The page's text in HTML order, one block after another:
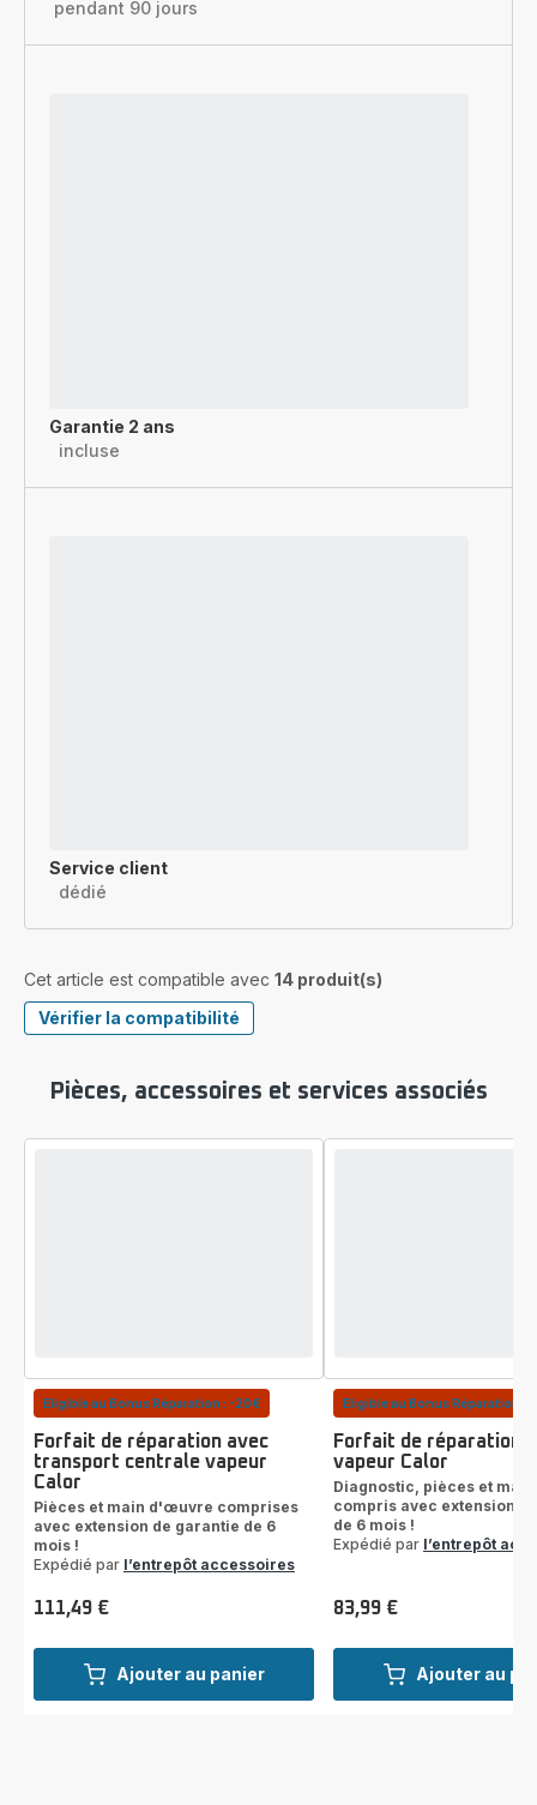
pendant 90 jours
Garantie 2 ans
incluse
Service client
dédié
Cet article est compatible avec 14 produit(s)
Vérifier la compatibilité
Pièces, accessoires et services associés
Ajouter au panier
Eligible au Bonus Réparation : -20€
Forfait de réparation avec
transport centrale vapeur
Calor
Pièces et main d'œuvre comprises
avec extension de garantie de 6
mois !
Expédié par l’entrepôt accessoires
Prix
111,49 €
Ajouter au
Eligible au Bonus Réparation :
Forfait de réparation
vapeur Calor
Diagnostic, pièces et
compris avec extension
de 6 mois !
Expédié par l’entrepôt
Prix
83,99 €